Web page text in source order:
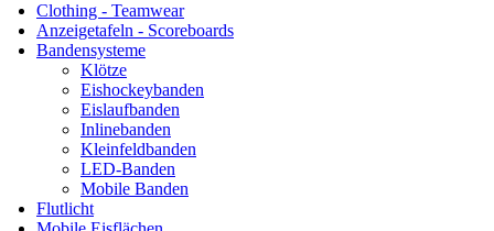
Clothing - Teamwear
Anzeigetafeln - Scoreboards
Bandensysteme
Klötze
Eishockeybanden
Eislaufbanden
Inlinebanden
Kleinfeldbanden
LED-Banden
Mobile Banden
Flutlicht